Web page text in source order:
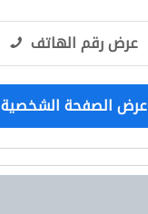
عرض رقم الهاتف
عرض الصفحة الشخصية